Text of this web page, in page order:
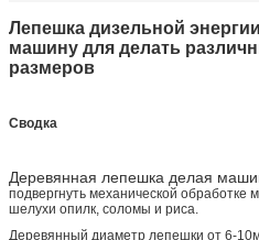
Лепешка дизельной
машину для делать
размеров
Сводка
Деревянная лепешка делая
подвергнуть механической обработке
шелухи опилк, соломы и риса.
Деревянный диаметр лепешки от 6-